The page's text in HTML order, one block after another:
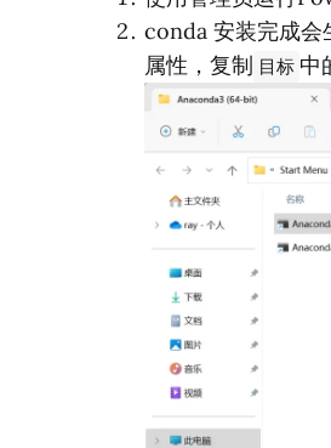
conda 安装完成
属性，复制 目标 中